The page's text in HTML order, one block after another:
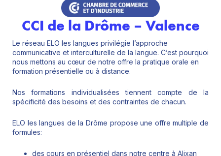
CCI de la Drôme – Valence
Le réseau ELO les langues privilégie l’approche
communicative et interculturelle de la langue. C’est pourquoi
nous mettons au cœur de notre offre la pratique orale en
formation présentielle ou à distance.
Nos formations individualisées tiennent compte de la
spécificité des besoins et des contraintes de chacun.
ELO les langues de la Drôme propose une offre multiple de
formules:
des cours en présentiel dans notre centre à Alixan